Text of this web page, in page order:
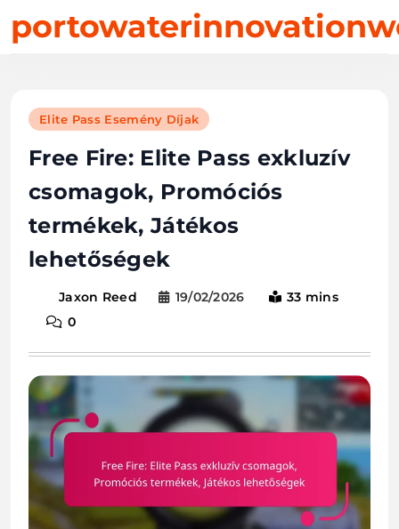
Elite Pass Esemény Díjak
Free Fire: Elite Pass exkluzív
csomagok, Promóciós
termékek, Játékos
lehetőségek
Jaxon Reed 19/02/2026
33 mins
0